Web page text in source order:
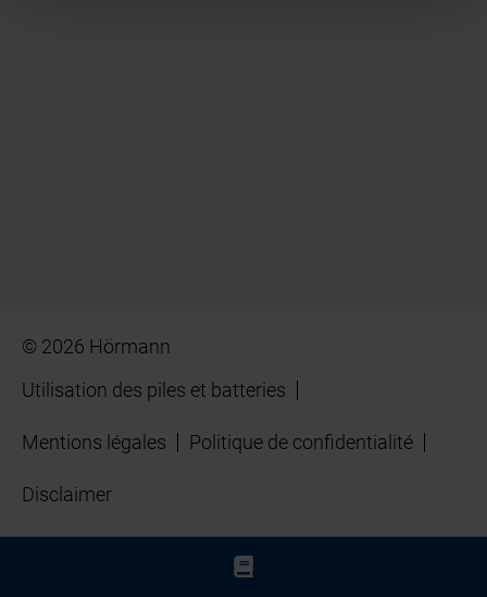
© 2026 Hörmann
Utilisation des piles et batteries
Mentions légales Politique de confidentialité
Disclaimer